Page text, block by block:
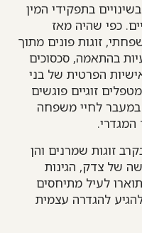
בתפקידי המין
כפי שהיה מאז
זוגות פונים מתוך
בהתאמה, סכסוכים
הפרטית של בני
זוגיים פוגשים
במעבר לחיי משפחה
המגדרי.
זוגות שמרנים והן
של צדק, הגינות
לעיל מתיחסים
להגדרה עצמית